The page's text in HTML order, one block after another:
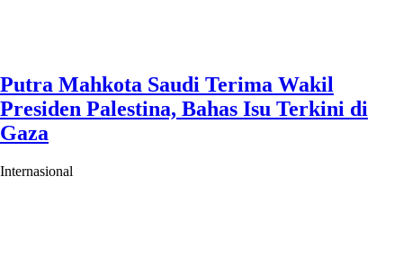
Putra Mahkota Saudi Terima Wakil
Presiden Palestina, Bahas Isu Terkini di
Gaza
Internasional